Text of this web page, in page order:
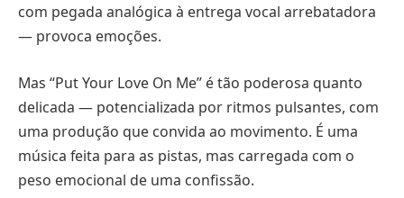
com pegada analógica à entrega vocal arrebatadora
— provoca emoções.
Mas “Put Your Love On Me” é tão poderosa quanto
delicada — potencializada por ritmos pulsantes, com
uma produção que convida ao movimento. É uma
música feita para as pistas, mas carregada com o
peso emocional de uma confissão.